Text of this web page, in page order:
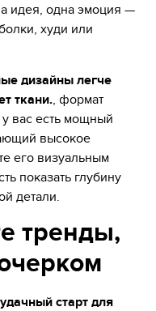
идея, одна эмоция —
худи или
дизайны легче
ткани., формат
вас есть мощный
высокое
его визуальным
показать глубину
детали.
тренды,
удачный старт для